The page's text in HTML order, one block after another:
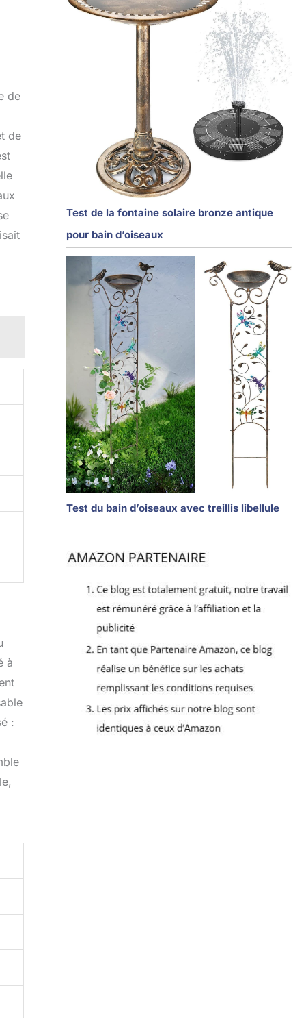
de
de
à
:
Test de la fontaine solaire bronze antique
pour bain d’oiseaux
Test du bain d’oiseaux avec treillis libellule